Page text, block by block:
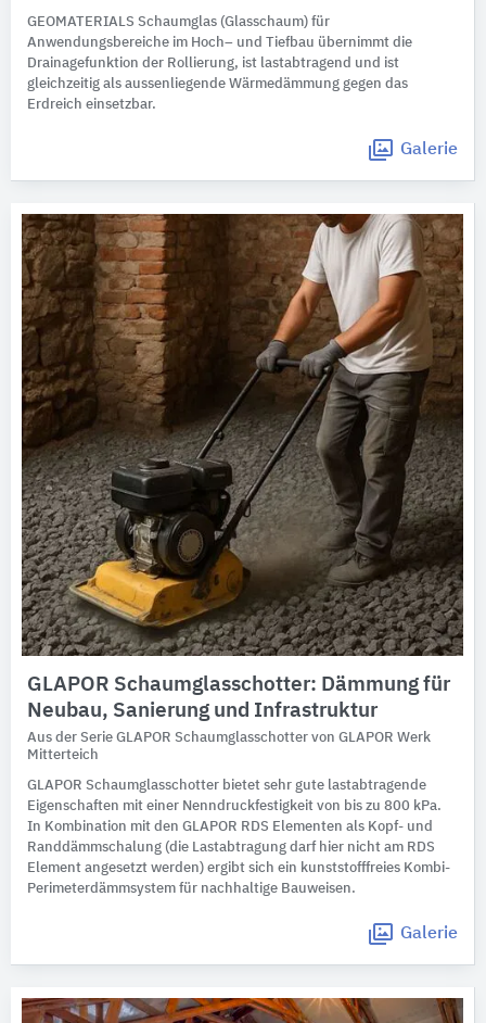
GEOMATERIALS Schaumglas (Glasschaum) für
Anwendungsbereiche im Hoch– und Tiefbau übernimmt die
Drainagefunktion der Rollierung, ist lastabtragend und ist
gleichzeitig als aussenliegende Wärmedämmung gegen das
Erdreich einsetzbar.
Galerie
GLAPOR Schaumglasschotter: Dämmung für
Neubau, Sanierung und Infrastruktur
Aus der Serie GLAPOR Schaumglasschotter von GLAPOR Werk
Mitterteich
GLAPOR Schaumglasschotter bietet sehr gute lastabtragende
Eigenschaften mit einer Nenndruckfestigkeit von bis zu 800 kPa.
In Kombination mit den GLAPOR RDS Elementen als Kopf- und
Randdämmschalung (die Lastabtragung darf hier nicht am RDS
Element angesetzt werden) ergibt sich ein kunststofffreies Kombi-
Perimeterdämmsystem für nachhaltige Bauweisen.
Galerie